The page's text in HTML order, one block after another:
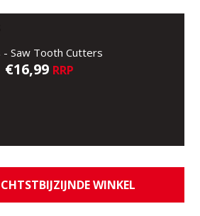
Saw Tooth Cutters
€16,99 RRP
WINKEL